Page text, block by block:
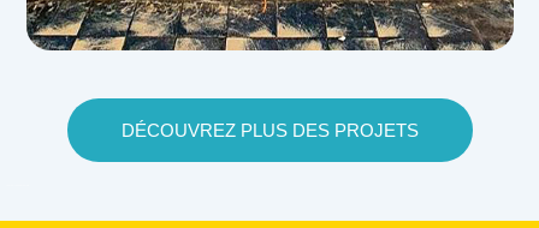
DÉCOUVREZ PLUS DES PROJETS